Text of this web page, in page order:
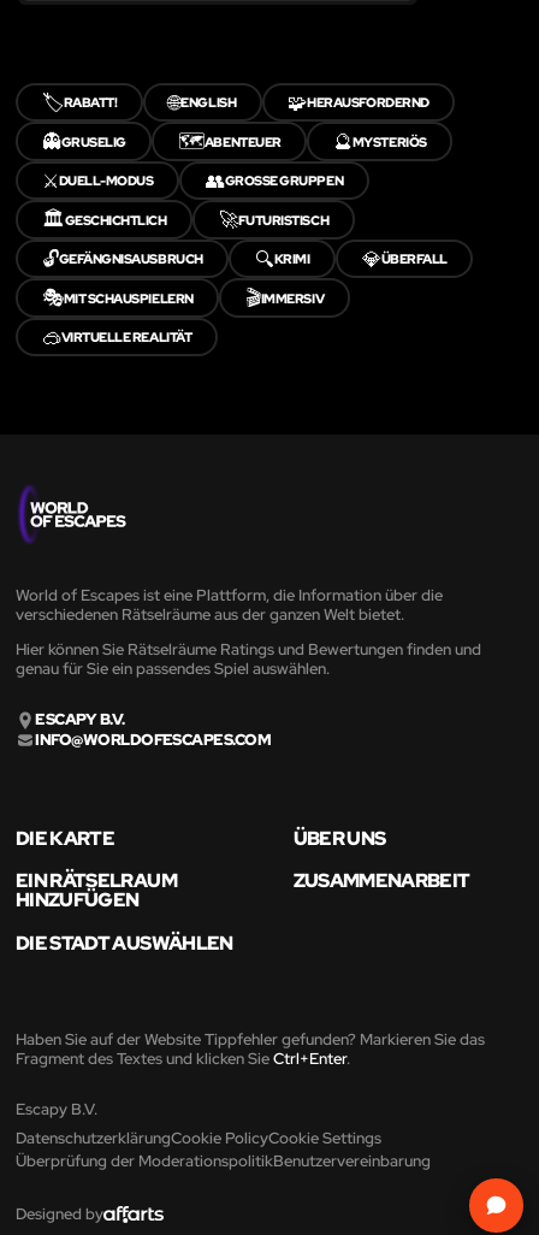
🏷️RABATT! 🌐ENGLISH 🧩HERAUSFORDERND
👻GRUSELIG 🗺️ABENTEUER 🔮MYSTERIÖS
⚔️DUELL-MODUS 👥GROSSE GRUPPEN
🏛️GESCHICHTLICH 🚀FUTURISTISCH
🔓GEFÄNGNISAUSBRUCH 🔍KRIMI 💎ÜBERFALL
🎭MIT SCHAUSPIELERN 🎬IMMERSIV
🥽VIRTUELLE REALITÄT
World of Escapes ist eine Plattform, die Information über die
verschiedenen Rätselräume aus der ganzen Welt bietet.
Hier können Sie Rätselräume Ratings und Bewertungen finden und
genau für Sie ein passendes Spiel auswählen.
ESCAPY B.V.
INFO@WORLDOFESCAPES.COM
DIE KARTE
ÜBER UNS
EIN RÄTSELRAUM
HINZUFÜGEN
ZUSAMMENARBEIT
DIE STADT AUSWÄHLEN
Haben Sie auf der Website Tippfehler gefunden? Markieren Sie das
Fragment des Textes und klicken SieCtrl+Enter.
Escapy B.V.
DatenschutzerklärungCookie PolicyCookie Settings
Überprüfung der ModerationspolitikBenutzervereinbarung
Designed by